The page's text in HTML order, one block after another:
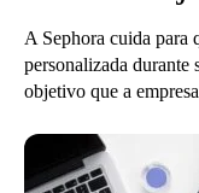
A Sephora cuida para
personalizada durante
objetivo que a